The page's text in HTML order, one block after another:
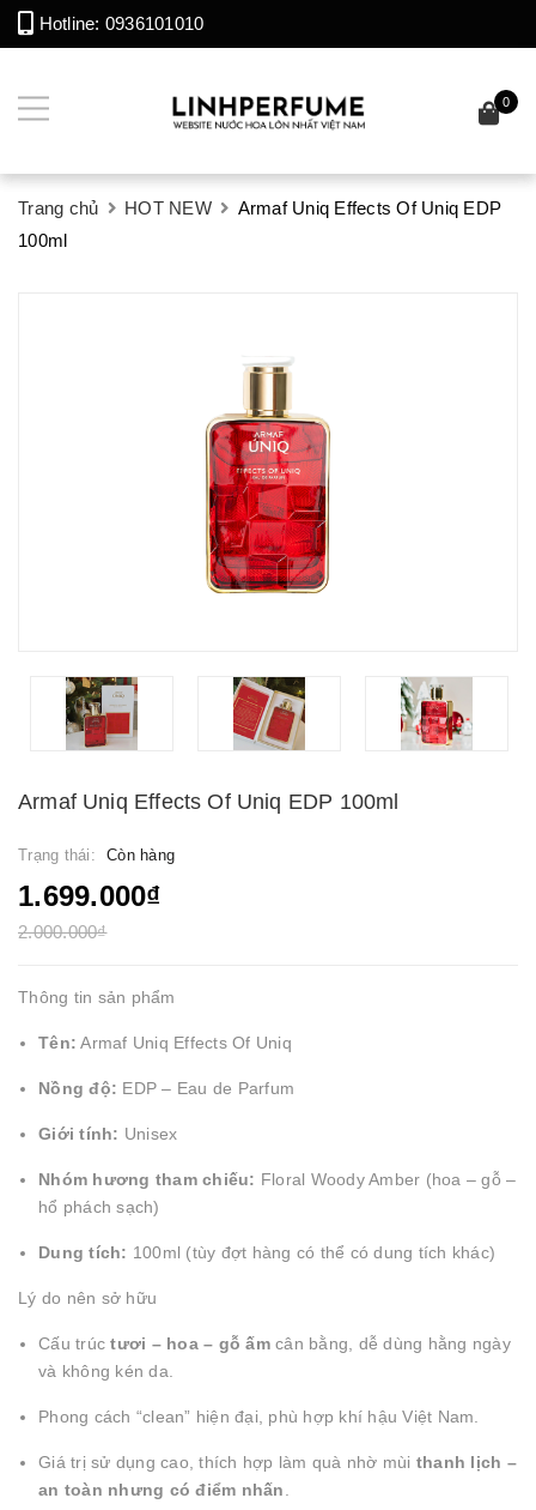
Hotline: 0936101010
0
Trang chủ HOT NEW
Armaf Uniq Effects Of Uniq EDP
100ml
Armaf Uniq Effects Of Uniq EDP 100ml
Trạng thái: Còn hàng
1.699.000₫
2.000.000₫
Thông tin sản phẩm
Tên: Armaf Uniq Effects Of Uniq
Nồng độ: EDP – Eau de Parfum
Giới tính: Unisex
Nhóm hương tham chiếu: Floral Woody Amber (hoa – gỗ –
hổ phách sạch)
Dung tích: 100ml (tùy đợt hàng có thể có dung tích khác)
Lý do nên sở hữu
Cấu trúctươi – hoa – gỗ ấmcân bằng, dễ dùng hằng ngày
và không kén da.
Phong cách “clean” hiện đại, phù hợp khí hậu Việt Nam.
Giá trị sử dụng cao, thích hợp làm quà nhờ mùi thanh lịch –
an toàn nhưng có điểm nhấn